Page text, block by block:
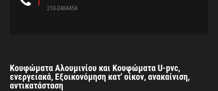
210-2484454
Κουφώματα Αλουμινίου και Κουφώματα U-pvc,
ενεργειακά, Εξοικονόμηση κατ' οίκον, ανακαίνιση,
αντικατάσταση